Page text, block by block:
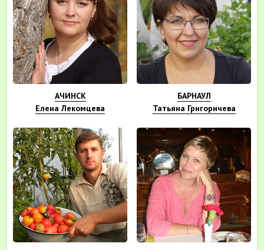
АЧИНСК
Елена Лекомцева
БАРНАУЛ
Татьяна Григоричева